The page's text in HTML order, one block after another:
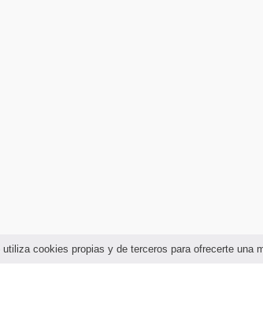
utiliza cookies propias y de terceros para ofrecerte una